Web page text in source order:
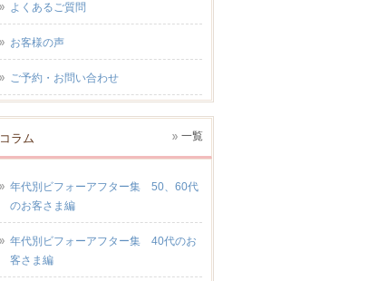
よくあるご質問
お客様の声
ご予約・お問い合わせ
コラム 一覧
年代別ビフォーアフター集 50、60代
のお客さま編
年代別ビフォーアフター集 40代のお
客さま編